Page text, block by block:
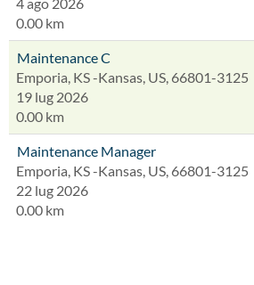
0.00 km
Maintenance C
Emporia, KS -Kansas, US, 66801-3125
19 lug 2026
0.00 km
Maintenance Manager
Emporia, KS -Kansas, US, 66801-3125
22 lug 2026
0.00 km